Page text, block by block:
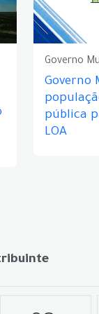
Governo
Governo
pública
LOA